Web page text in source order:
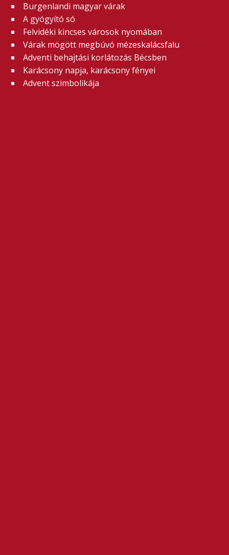
Burgenlandi magyar várak
A gyógyító só
Felvidéki kincses városok nyomában
Várak mögött megbúvó mézeskalácsfalu
Adventi behajtási korlátozás Bécsben
Karácsony napja, karácsony fényei
Advent szimbolikája